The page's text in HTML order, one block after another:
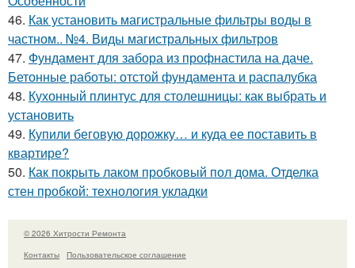
46. Как установить магистральные фильтры воды в
частном.. №4. Виды магистральных фильтров
47. Фундамент для забора из профнастила на даче.
Бетонные работы: отстой фундамента и распалубка
48. Кухонный плинтус для столешницы: как выбрать и
установить
49. Купили беговую дорожку… и куда ее поставить в
квартире?
50. Как покрыть лаком пробковый пол дома. Отделка
стен пробкой: технология укладки
© 2026 Хитрости Ремонта
Контакты
Пользовательское соглашение